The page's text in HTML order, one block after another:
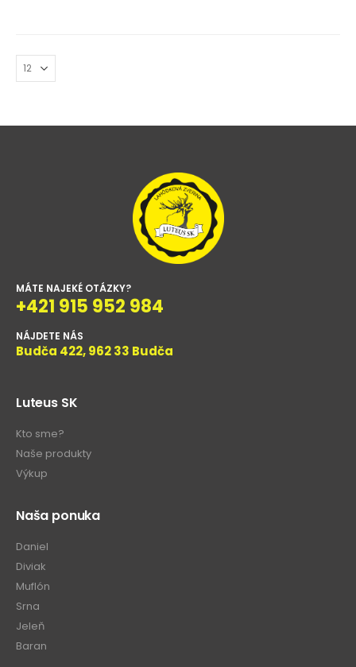
MÁTE NAJEKÉ OTÁZKY?
+421 915 952 984
NÁJDETE NÁS
Budča 422, 962 33 Budča
Luteus SK
Kto sme?
Naše produkty
Výkup
Naša ponuka
Daniel
Diviak
Muflón
Srna
Jeleň
Baran